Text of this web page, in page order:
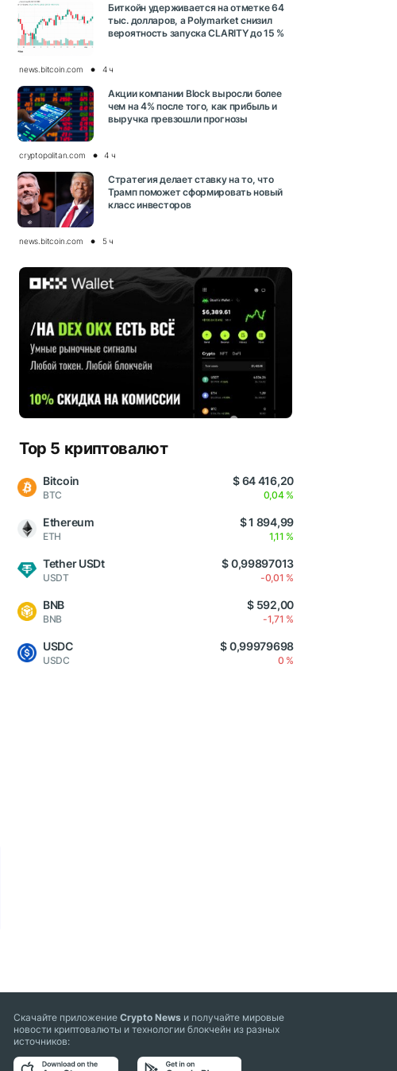
Биткойн удерживается на отметке 64
тыс. долларов, а Polymarket снизил
вероятность запуска CLARITY до 15 %
news.bitcoin.com 4 ч
Акции компании Block выросли более
чем на 4% после того, как прибыль и
выручка превзошли прогнозы
cryptopolitan.com 4 ч
Стратегия делает ставку на то, что
Трамп поможет сформировать новый
класс инвесторов
news.bitcoin.com 5 ч
Top 5 криптовалют
Bitcoin
BTC
$ 64 416,20
0,04 %
Ethereum
ETH
$ 1 894,99
1,11 %
Tether USDt
USDT
$ 0,99897013
-0,01 %
BNB
BNB
$ 592,00
-1,71 %
USDC
USDC
$ 0,99979698
0 %
Скачайте приложениеCrypto News и получайте мировые
новости криптовалюты и технологии блокчейн из разных
источников: